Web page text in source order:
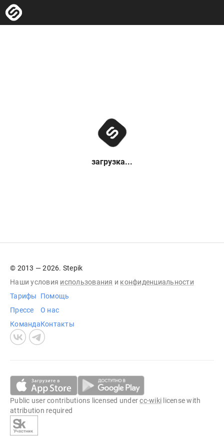
загрузка...
© 2013 — 2026. Stepik
Наши условия использования и конфиденциальности
Тарифы
Прессе
Команда
Помощь
О нас
Контакты
Public user contributions licensed undercc-wiki license with
attribution required